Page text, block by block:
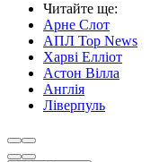
Читайте ще:
Арне Слот
АПЛ Top News
Харві Елліот
Астон Вілла
Англія
Ліверпуль